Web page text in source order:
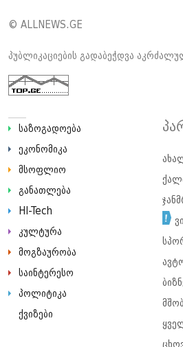
© ALLNEWS.GE
პუბლიკაციების გადაბეჭდვა
საზოგადოება
ეკონომიკა
მსოფლიო
განათლება
HI-Tech
კულტურა
მოგზაურობა
საინტერესო
პოლიტიკა
ქვიზები